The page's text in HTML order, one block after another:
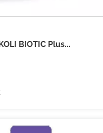
BIOTIC Plus...